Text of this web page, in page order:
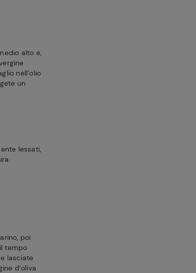
alto e,
nell’olio
un
lessati,
poi
tempo
lasciate
d’oliva